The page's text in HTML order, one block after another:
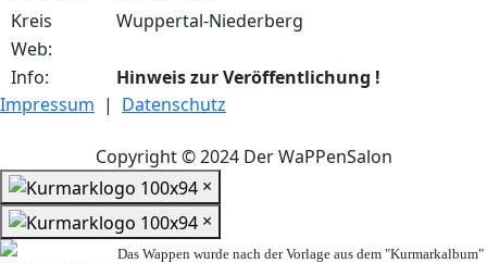
Kreis
Wuppertal-Niederberg
Web:
Info:
Hinweis zur Veröffentlichung !
Impressum | Datenschutz
Copyright © 2024 Der WaPPenSalon
×
×
Das Wappen wurde nach der Vorlage aus dem "Kurmarkalbum"